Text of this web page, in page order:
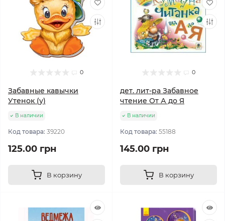
0
Забавные кавычки
Утенок (у)
В наличии
Код товара: 39220
125.00 грн
В корзину
0
дет. лит-ра Забавное
чтение От А до Я
В наличии
Код товара: 55188
145.00 грн
В корзину